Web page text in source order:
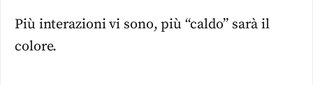
Più interazioni vi sono, più “caldo” sarà il
colore.